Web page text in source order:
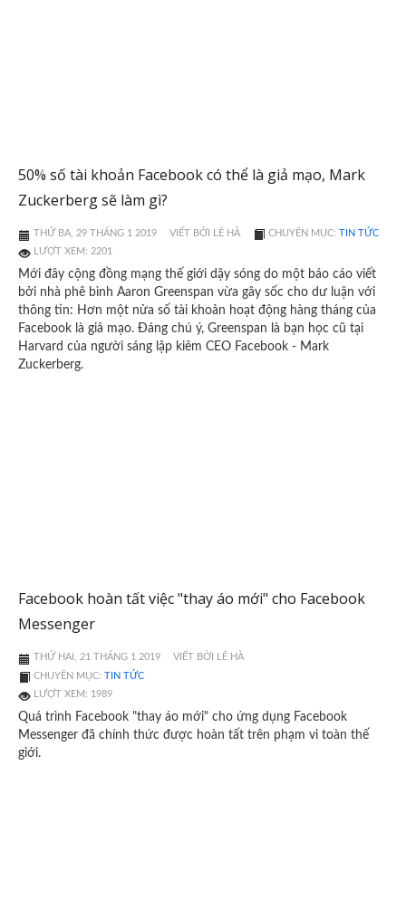
50% số tài khoản Facebook có thể là giả mạo, Mark
Zuckerberg sẽ làm gì?
THỨ BA, 29 THÁNG 1 2019 VIẾT BỞI LÊ HÀ CHUYÊN MỤC: TIN TỨC
LƯỢT XEM: 2201
Mới đây cộng đồng mạng thế giới dậy sóng do một báo cáo viết
bởi nhà phê bình Aaron Greenspan vừa gây sốc cho dư luận với
thông tin: Hơn một nửa số tài khoản hoạt động hàng tháng của
Facebook là giả mạo. Đáng chú ý, Greenspan là bạn học cũ tại
Harvard của người sáng lập kiêm CEO Facebook - Mark
Zuckerberg.
Facebook hoàn tất việc "thay áo mới" cho Facebook
Messenger
THỨ HAI, 21 THÁNG 1 2019
VIẾT BỞI LÊ HÀ
CHUYÊN MỤC: TIN TỨC
LƯỢT XEM: 1989
Quá trình Facebook "thay áo mới" cho ứng dụng Facebook
Messenger đã chính thức được hoàn tất trên phạm vi toàn thế
giới.